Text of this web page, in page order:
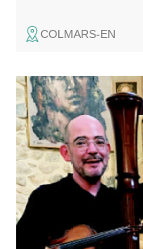
COLMARS-EN
Concert avec
Nicolas Delclaud au
classiques et des